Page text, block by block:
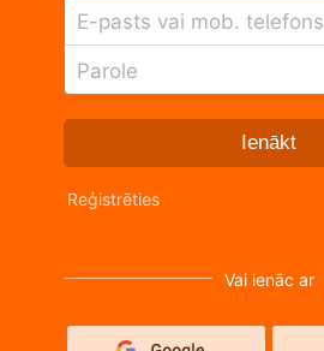
E-pasts vai mob. telefons
Parole
Ienākt
Reģistrēties
Vai ienāc ar